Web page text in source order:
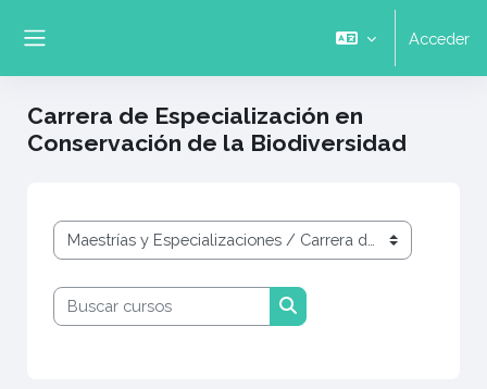
Acceder
Carrera de Especialización en
Conservación de la Biodiversidad
Categorías
Buscar cursos
Buscar cursos